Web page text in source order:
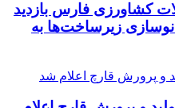
کشاورزی فارس بازدید
زیرساخت‌ها به